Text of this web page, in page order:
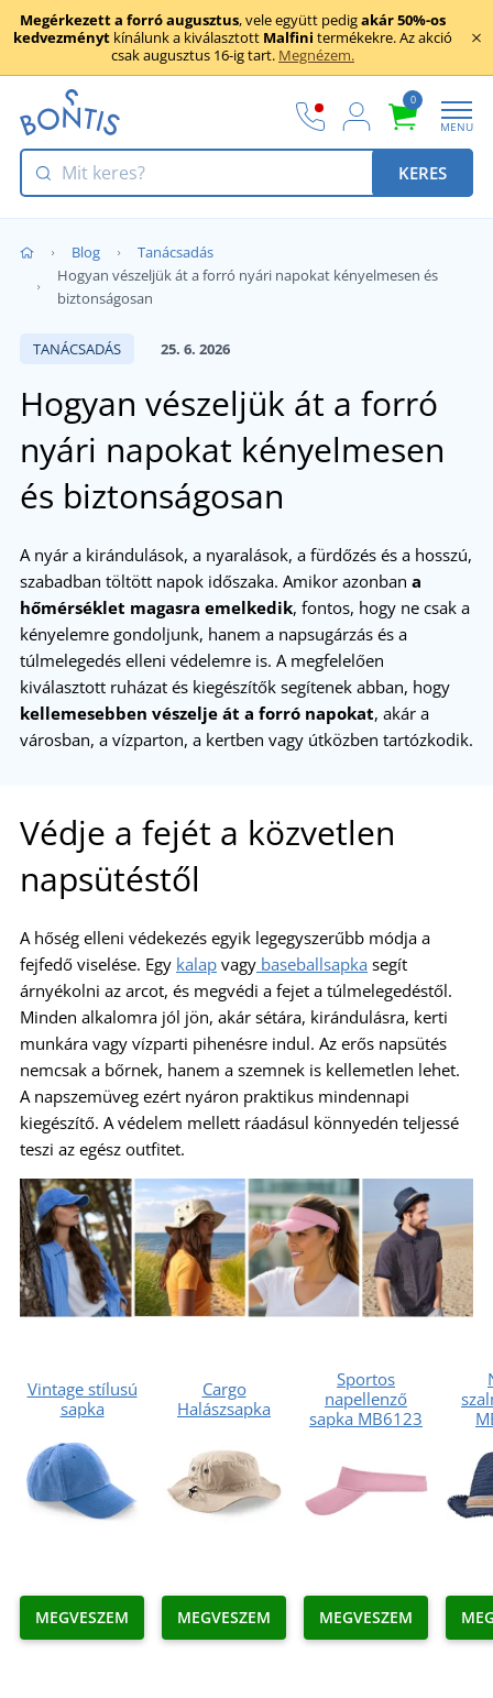
Megérkezett a forró augusztus, vele együtt pedigakár 50%-os
kedvezményt kínálunk a kiválasztott Malfini termékekre. Az akció
csak augusztus 16-ig tart. Megnézem.
0
MENU
KERES
Blog
Tanácsadás
Hogyan vészeljük át a forró nyári napokat kényelmesen és
biztonságosan
TANÁCSADÁS 25. 6. 2026
Hogyan vészeljük át a forró
nyári napokat kényelmesen
és biztonságosan
A nyár a kirándulások, a nyaralások, a fürdőzés és a hosszú,
szabadban töltött napok időszaka. Amikor azonban a
hőmérséklet magasra emelkedik, fontos, hogy ne csak a
kényelemre gondoljunk, hanem a napsugárzás és a
túlmelegedés elleni védelemre is. A megfelelően
kiválasztott ruházat és kiegészítők segítenek abban, hogy
kellemesebben vészelje át a forró napokat, akár a
városban, a vízparton, a kertben vagy útközben tartózkodik.
Védje a fejét a közvetlen
napsütéstől
A hőség elleni védekezés egyik legegyszerűbb módja a
fejfedő viselése. Egy kalap vagy baseballsapka segít
árnyékolni az arcot, és megvédi a fejet a túlmelegedéstől.
Minden alkalomra jól jön, akár sétára, kirándulásra, kerti
munkára vagy vízparti pihenésre indul. Az erős napsütés
nemcsak a bőrnek, hanem a szemnek is kellemetlen lehet.
A napszemüveg ezért nyáron praktikus mindennapi
kiegészítő. A védelem mellett ráadásul könnyedén teljessé
teszi az egész outfitet.
Vintage stílusú
sapka
Cargo
Halászsapka
Sportos
napellenző
sapka MB6123
MEGVESZEM MEGVESZEM MEGVESZEM